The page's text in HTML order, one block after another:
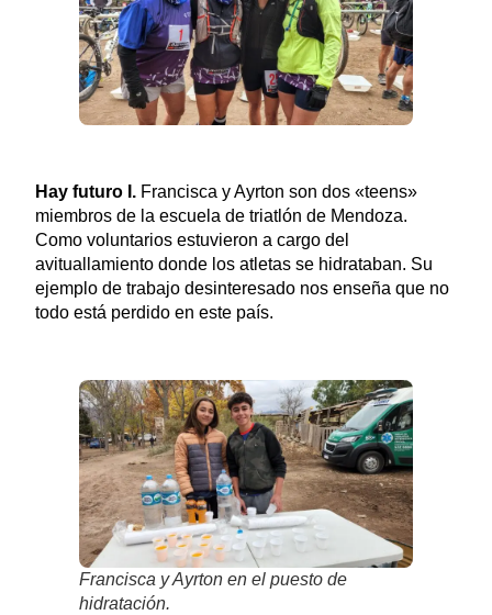
Hay futuro I.Francisca y Ayrton son dos «teens»
miembros de la escuela de triatlón de Mendoza.
Como voluntarios estuvieron a cargo del
avituallamiento donde los atletas se hidrataban. Su
ejemplo de trabajo desinteresado nos enseña que no
todo está perdido en este país.
Francisca y Ayrton en el puesto de
hidratación.